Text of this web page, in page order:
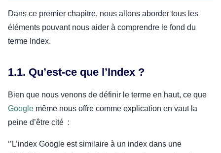
Dans ce premier chapitre, nous allons aborder tous les
éléments pouvant nous aider à comprendre le fond du
terme Index.
1.1. Qu’est-ce que l’Index ?
Bien que nous venons de définir le terme en haut, ce que
Google même nous offre comme explication en vaut la
peine d’être cité :
‘’L’index Google est similaire à un index dans une